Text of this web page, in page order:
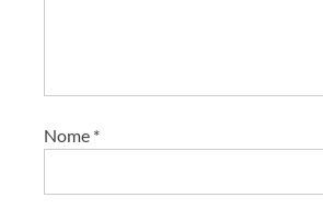
Nome *